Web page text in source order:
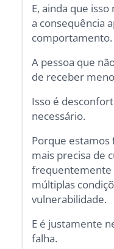
E, ainda que
a consequência
comportamento.
A pessoa que
de receber
Isso é
necessário.
Porque estamos
mais precisa de
frequentemente
múltiplas
vulnerabilidade.
E é justamente
falha.